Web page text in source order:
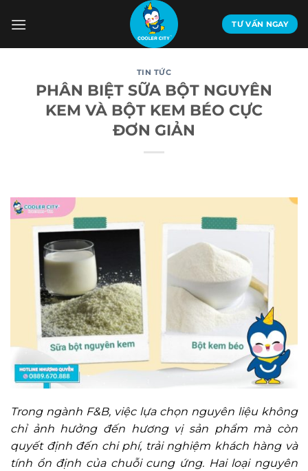
qua
TƯ VẤN NGAY
TIN TỨC
PHÂN BIỆT SỮA BỘT NGUYÊN
KEM VÀ BỘT KEM BÉO CỰC
ĐƠN GIẢN
Trong ngành F&B, việc lựa chọn nguyên liệu không
chỉ ảnh hưởng đến hương vị sản phẩm mà còn
quyết định đến chi phí, trải nghiệm khách hàng và
tính ổn định của chuỗi cung ứng. Hai loại nguyên